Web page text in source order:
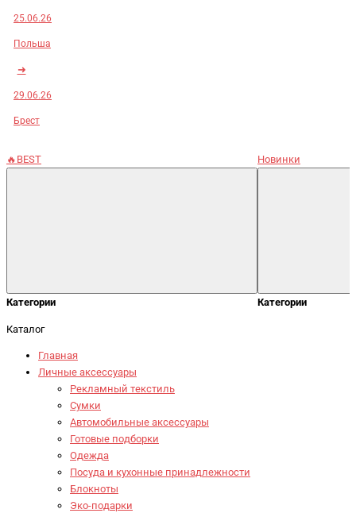
25.06.26
Польша
➜
29.06.26
Брест
🔥BEST
Категории
Новинки
Категории
Каталог
Главная
Личные аксессуары
Рекламный текстиль
Сумки
Автомобильные аксессуары
Готовые подборки
Одежда
Посуда и кухонные принадлежности
Блокноты
Эко-подарки